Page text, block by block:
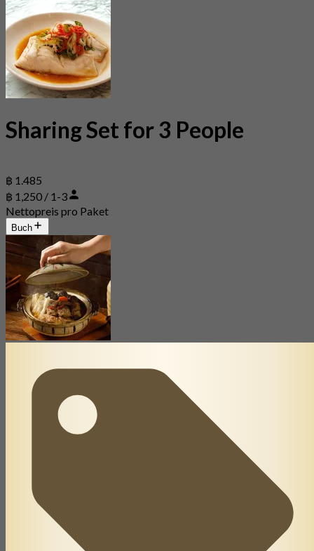
Sharing Set for 3 People
฿ 1.485
฿ 1,250 / 1-3
Nettopreis pro Paket
Buch